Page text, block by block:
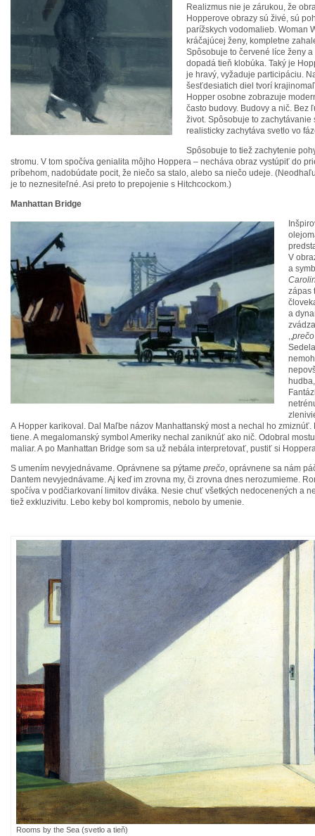
Realizmus nie je zárukou, že
Hopperove obrazy sú živé, sú
parížskych vodomalieb. Woman
kráčajúcej ženy, kompletne
Spôsobuje to červené líce ženy
dopadá tieň klobúka. Taký je
je hravý, vyžaduje participáciu.
šesťdesiatich diel tvorí
Hopper osobne zobrazuje
často budovy. Budovy a nič. Bez
život. Spôsobuje to zachytávanie
realisticky zachytáva svetlo vo
Spôsobuje to tiež zachytenie
stromu. V tom spočíva genialita môjho Hoppera – necháva obraz vystúpiť do
príbehom, nadobúdate pocit, že niečo sa stalo, alebo sa niečo udeje.
je to neznesiteľné. Asi preto to prepojenie s Hitchcockom.)
Manhattan Bridge
V
a
zápas
a
,,
A Hopper karikoval. Dal Maľbe názov Manhattanský most a nechal ho
tiene. A megalomanský symbol Ameriky nechal zaniknúť ako nič. Odobral
maliar. A po Manhattan Bridge som sa už nebála interpretovať, pustiť si
S umením nevyjednávame. Oprávnene sa pýtame prečo, oprávnene sa nám
Dantem nevyjednávame. Aj keď im zrovna my, či zrovna dnes nerozumieme.
spočíva v podčiarkovaní limitov diváka. Nesie chuť všetkých nedocenených a
tiež exkluzivitu. Lebo keby bol kompromis, nebolo by umenie.
Rooms by the Sea (svetlo a tieň)